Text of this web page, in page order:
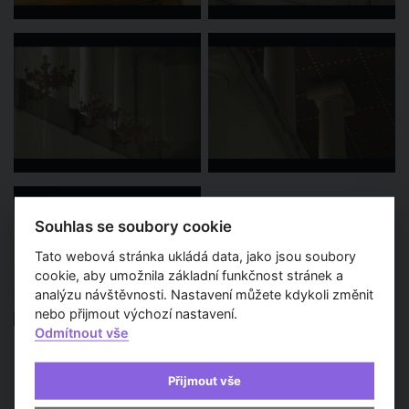
Souhlas se soubory cookie
Tato webová stránka ukládá data, jako jsou soubory
cookie, aby umožnila základní funkčnost stránek a
analýzu návštěvnosti. Nastavení můžete kdykoli změnit
nebo přijmout výchozí nastavení.
Odmítnout vše
Přijmout vše